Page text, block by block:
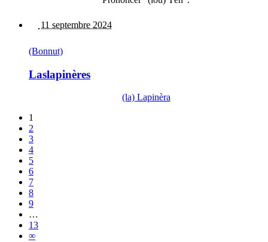
11 septembre 2024
(Bonnut)
Laslapinères
(la) Lapinèra
1
2
3
4
5
6
7
8
9
…
13
∞